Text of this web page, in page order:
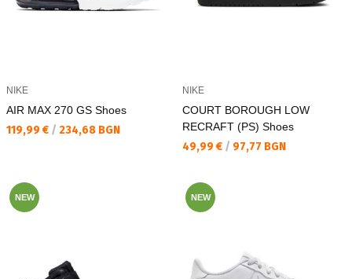
NIKE
AIR MAX 270 GS Shoes
Текуща цена:
119,99 € / 234,68 BGN
NIKE
COURT BOROUGH LOW
RECRAFT (PS) Shoes
Текуща цена:
49,99 € / 97,77 BGN
NEW NEW